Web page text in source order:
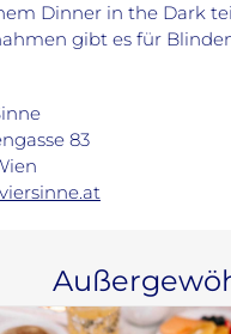
Dinner in the Dark
gibt es für
83